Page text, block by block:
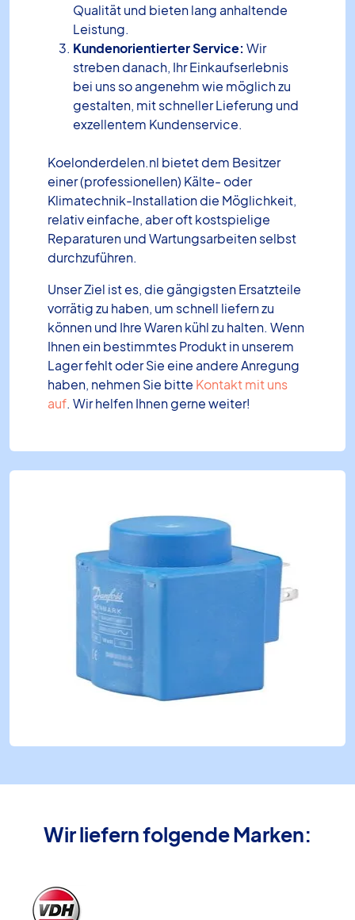
Qualität und bieten lang anhaltende
Leistung.
Kundenorientierter Service: Wir
streben danach, Ihr Einkaufserlebnis
bei uns so angenehm wie möglich zu
gestalten, mit schneller Lieferung und
exzellentem Kundenservice.
Koelonderdelen.nl bietet dem Besitzer
einer (professionellen) Kälte- oder
Klimatechnik-Installation die Möglichkeit,
relativ einfache, aber oft kostspielige
Reparaturen und Wartungsarbeiten selbst
durchzuführen.
Unser Ziel ist es, die gängigsten Ersatzteile
vorrätig zu haben, um schnell liefern zu
können und Ihre Waren kühl zu halten. Wenn
Ihnen ein bestimmtes Produkt in unserem
Lager fehlt oder Sie eine andere Anregung
haben, nehmen Sie bitte Kontakt mit uns
auf. Wir helfen Ihnen gerne weiter!
Wir liefern folgende Marken: